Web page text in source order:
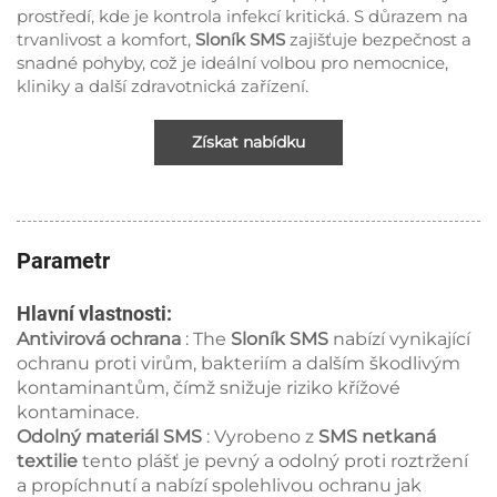
prostředí, kde je kontrola infekcí kritická. S důrazem na
trvanlivost a komfort, Sloník SMS zajišťuje bezpečnost a
snadné pohyby, což je ideální volbou pro nemocnice,
kliniky a další zdravotnická zařízení.
Získat nabídku
Parametr
Hlavní vlastnosti:
Antivirová ochrana : The Sloník SMS nabízí vynikající
ochranu proti virům, bakteriím a dalším škodlivým
kontaminantům, čímž snižuje riziko křížové
kontaminace.
Odolný materiál SMS : Vyrobeno z SMS netkaná
textilie tento plášť je pevný a odolný proti roztržení
a propíchnutí a nabízí spolehlivou ochranu jak